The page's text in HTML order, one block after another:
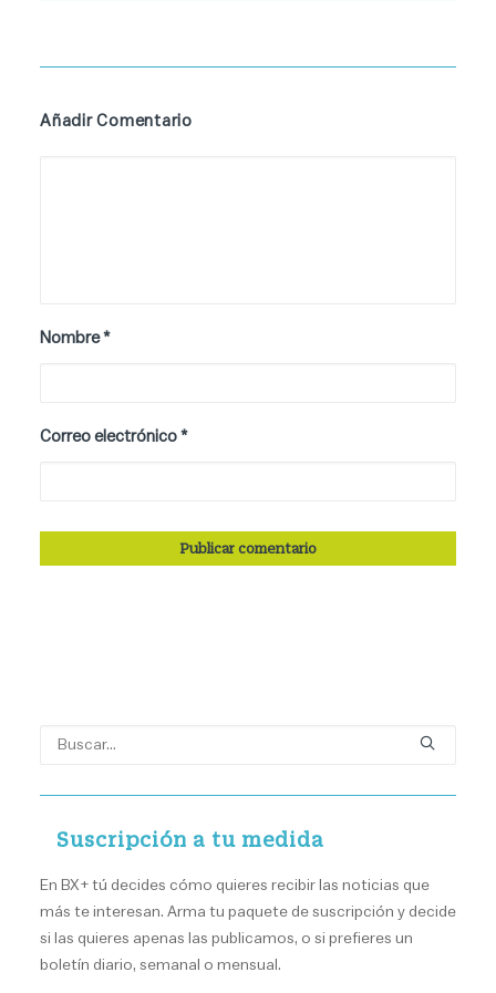
Añadir Comentario
Nombre*
Correo electrónico *
Suscripción a tu medida
En BX+ tú decides cómo quieres recibir las noticias que
más te interesan. Arma tu paquete de suscripción y decide
si las quieres apenas las publicamos, o si prefieres un
boletín diario, semanal o mensual.